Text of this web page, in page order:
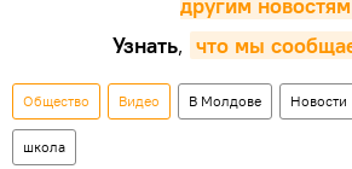
Узнать, что мы
Общество Видео В Молдове Новости
школа